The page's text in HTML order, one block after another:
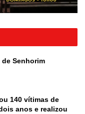
Senhorim
140 vítimas de
anos e realizou